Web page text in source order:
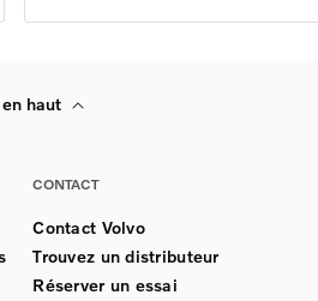
haut
CONTACT
Contact Volvo
Trouvez un distributeur
Réserver un essai